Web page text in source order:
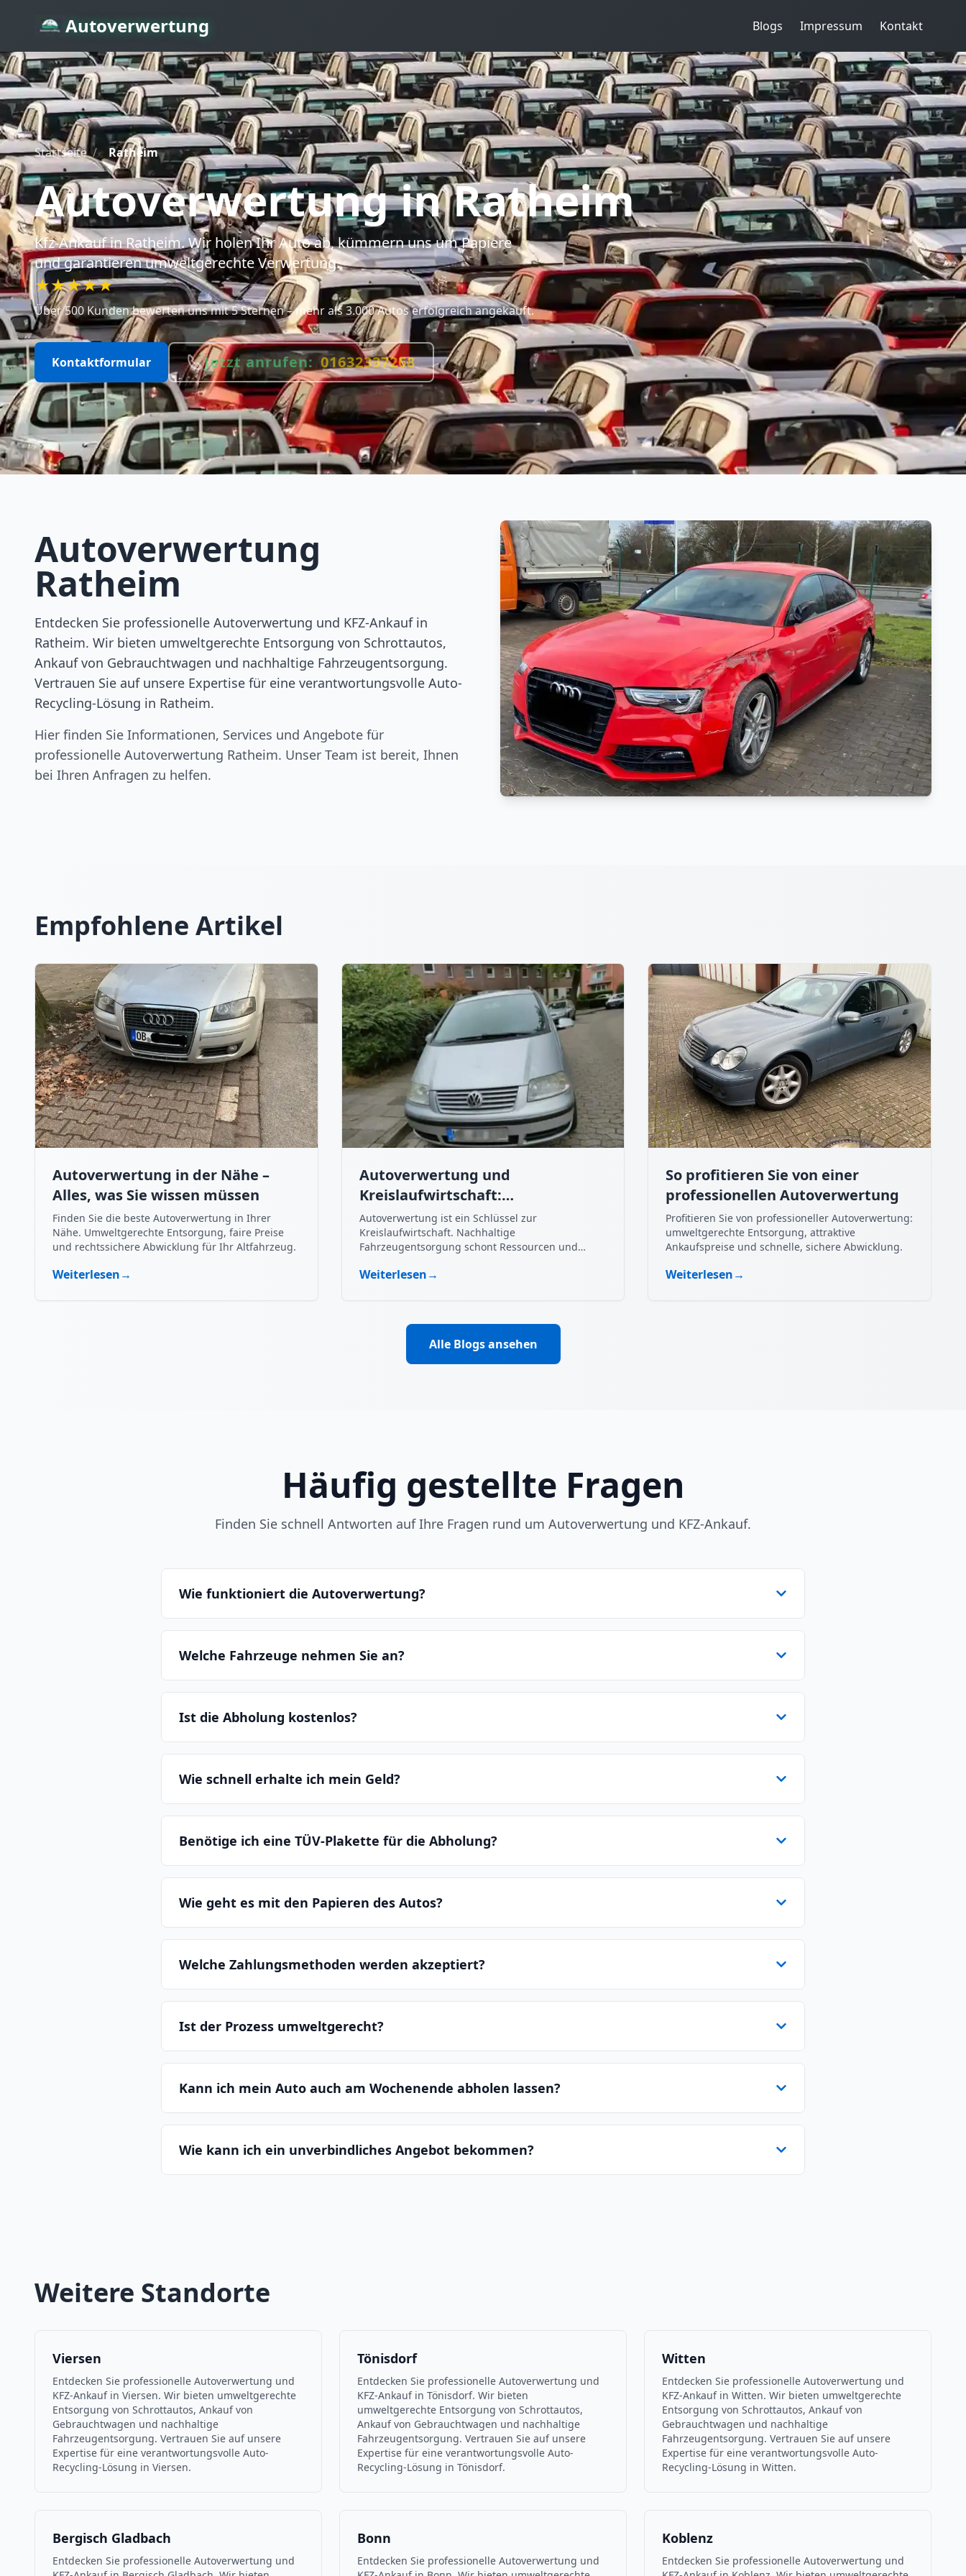
Autoverwertung Blogs Impressum Kontakt
Startseite / Ratheim
Autoverwertungin Ratheim
Kfz-Ankaufin Ratheim. Wir holen Ihr Auto ab, kümmern uns um Papiere
und garantieren umweltgerechte Verwertung.
★★★★★
Über 500 Kunden bewerten uns mit 5 Sternen – mehr als 3.000 Autos erfolgreich angekauft.
Kontaktformular Jetzt anrufen: 01632337268
Autoverwertung
Ratheim
Entdecken Sie professionelle Autoverwertung und KFZ-Ankauf in
Ratheim. Wir bieten umweltgerechte Entsorgung von Schrottautos,
Ankauf von Gebrauchtwagen und nachhaltige Fahrzeugentsorgung.
Vertrauen Sie auf unsere Expertise für eine verantwortungsvolle Auto-
Recycling-Lösung in Ratheim.
Hier finden Sie Informationen, Services und Angebote für
professionelle Autoverwertung Ratheim. Unser Team ist bereit, Ihnen
bei Ihren Anfragen zu helfen.
Empfohlene Artikel
Autoverwertung in der Nähe –
Alles, was Sie wissen müssen
Finden Sie die beste Autoverwertung in Ihrer
Nähe. Umweltgerechte Entsorgung, faire Preise
und rechtssichere Abwicklung für Ihr Altfahrzeug.
Weiterlesen→
Autoverwertung und
Kreislaufwirtschaft:
Nachhaltigkeit im Fokus
Autoverwertung ist ein Schlüssel zur
Kreislaufwirtschaft. Nachhaltige
Fahrzeugentsorgung schont Ressourcen und
Weiterlesen→
So profitieren Sie von einer
professionellen Autoverwertung
Profitieren Sie von professioneller Autoverwertung:
umweltgerechte Entsorgung, attraktive
Ankaufspreise und schnelle, sichere Abwicklung.
Weiterlesen→
Alle Blogs ansehen
Häufig gestellte Fragen
Finden Sie schnell Antworten auf Ihre Fragen rund um Autoverwertung und KFZ-Ankauf.
Wie funktioniert die Autoverwertung?
Welche Fahrzeuge nehmen Sie an?
Ist die Abholung kostenlos?
Wie schnell erhalte ich mein Geld?
Benötige ich eine TÜV-Plakette für die Abholung?
Wie geht es mit den Papieren des Autos?
Welche Zahlungsmethoden werden akzeptiert?
Ist der Prozess umweltgerecht?
Kann ich mein Auto auch am Wochenende abholen lassen?
Wie kann ich ein unverbindliches Angebot bekommen?
Weitere Standorte
Viersen
Entdecken Sie professionelle Autoverwertung und
KFZ-Ankauf in Viersen. Wir bieten umweltgerechte
Entsorgung von Schrottautos, Ankauf von
Gebrauchtwagen und nachhaltige
Fahrzeugentsorgung. Vertrauen Sie auf unsere
Expertise für eine verantwortungsvolle Auto-
Recycling-Lösung in Viersen.
Tönisdorf
Entdecken Sie professionelle Autoverwertung und
KFZ-Ankauf in Tönisdorf. Wir bieten
umweltgerechte Entsorgung von Schrottautos,
Ankauf von Gebrauchtwagen und nachhaltige
Fahrzeugentsorgung. Vertrauen Sie auf unsere
Expertise für eine verantwortungsvolle Auto-
Recycling-Lösung in Tönisdorf.
Witten
Entdecken Sie professionelle Autoverwertung und
KFZ-Ankauf in Witten. Wir bieten umweltgerechte
Entsorgung von Schrottautos, Ankauf von
Gebrauchtwagen und nachhaltige
Fahrzeugentsorgung. Vertrauen Sie auf unsere
Expertise für eine verantwortungsvolle Auto-
Recycling-Lösung in Witten.
Bergisch Gladbach
Entdecken Sie professionelle Autoverwertung und
Bonn
Entdecken Sie professionelle Autoverwertung und
Koblenz
Entdecken Sie professionelle Autoverwertung und